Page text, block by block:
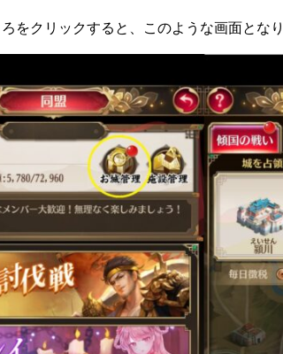
をクリックすると、このような画面となり